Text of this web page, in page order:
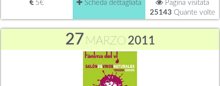
5€ Scheda dettagliata
Pagina visitata
25143 Quante volte
27 MARZO 2011